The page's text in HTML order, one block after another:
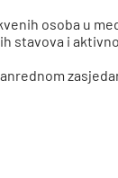
osoba u
stavova i